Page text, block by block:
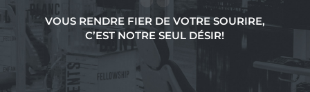
VOUS RENDRE FIER DE VOTRE SOURIRE,
C’EST NOTRE SEUL DÉSIR!